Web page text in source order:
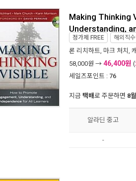
Making Thinking
Understanding,
정가제 FREE 해외직
론 리치하트 마크 처치
58,000원 → 46,400원 (
세일즈포인트 : 76
지금 택배로 주문하면 8
알라딘 중고
-